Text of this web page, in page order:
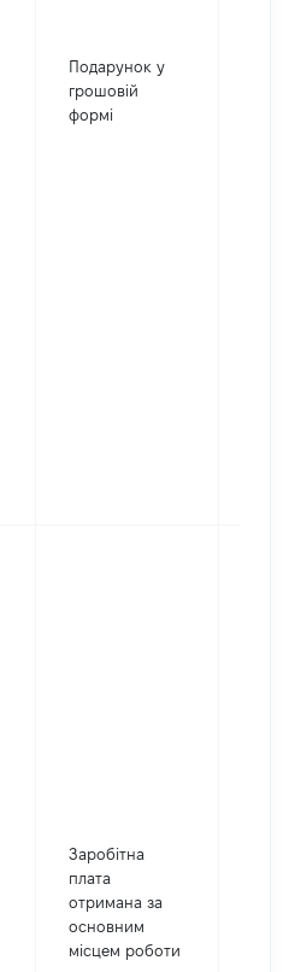
Подарунок у
грошовій
формі
Заробітна
плата
отримана за
основним
місцем роботи